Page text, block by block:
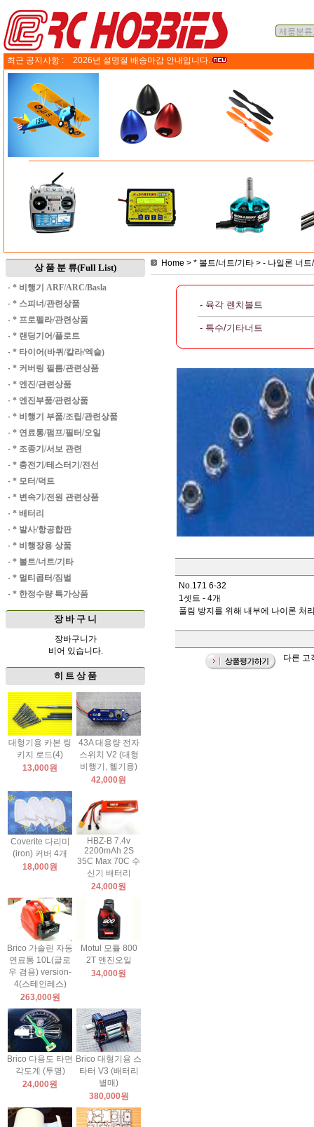
최근 공지사항 : 2026년 설명절 배송마감 안내입니다.
상 품 분 류(Full List)
· * 비행기 ARF/ARC/Basla
· * 스피너/관련상품
· * 프로펠라/관련상품
· * 랜딩기어/플로트
· * 타이어(바퀴/칼라/엑슬)
· * 커버링 필름/관련상품
· * 엔진/관련상품
· * 엔진부품/관련상품
· * 비행기 부품/조립/관련상품
· * 연료통/펌프/필터/오일
· * 조종기/서보 관련
· * 충전기/테스터기/전선
· * 모터/덕트
· * 변속기/전원 관련상품
· * 배터리
· * 발사/항공합판
· * 비행장용 상품
· * 볼트/너트/기타
· * 멀티콥터/짐벌
· * 한정수량 특가상품
장 바 구 니
장바구니가
비어 있습니다.
히 트 상 품
대형기용 카본 링
키지 로드(4)
13,000원
43A 대용량 전자
스위치 V2 (대형
비행기, 헬기용)
42,000원
Coverite 다리미
(iron) 커버 4개
18,000원
HBZ-B 7.4v
2200mAh 2S
35C Max 70C 수
신기 배터리
24,000원
Brico 가솔린 자동
연료통 10L(글로
우 겸용) version-
4(스테인레스)
263,000원
Motul 모튤 800
2T 엔진오일
34,000원
Brico 다용도 타면
각도계 (투명)
24,000원
Brico 대형기용 스
타터 V3 (배터리
별매)
380,000원
Home > * 볼트/너트/기타 > - 나일론 너
- 육각 렌치볼트
- 특수/기타너트
No.171 6-32
1셋트 - 4개
풀림 방지를 위해 내부에 나이론 처
다른 고